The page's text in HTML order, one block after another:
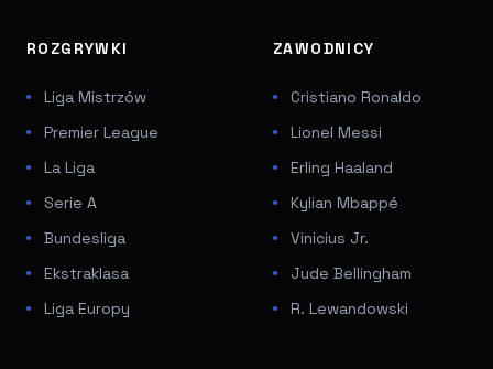
ROZGRYWKI
Liga Mistrzów
Premier League
La Liga
Serie A
Bundesliga
Ekstraklasa
Liga Europy
ZAWODNICY
Cristiano Ronaldo
Lionel Messi
Erling Haaland
Kylian Mbappé
Vinicius Jr.
Jude Bellingham
R. Lewandowski